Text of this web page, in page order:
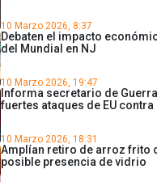
10 Marzo 2026, 8:37
Debaten el impacto
del Mundial en NJ
10 Marzo 2026, 19:47
Informa secretario de
fuertes ataques de EU contra
10 Marzo 2026, 18:31
Amplían retiro de arroz frito
posible presencia de vidrio